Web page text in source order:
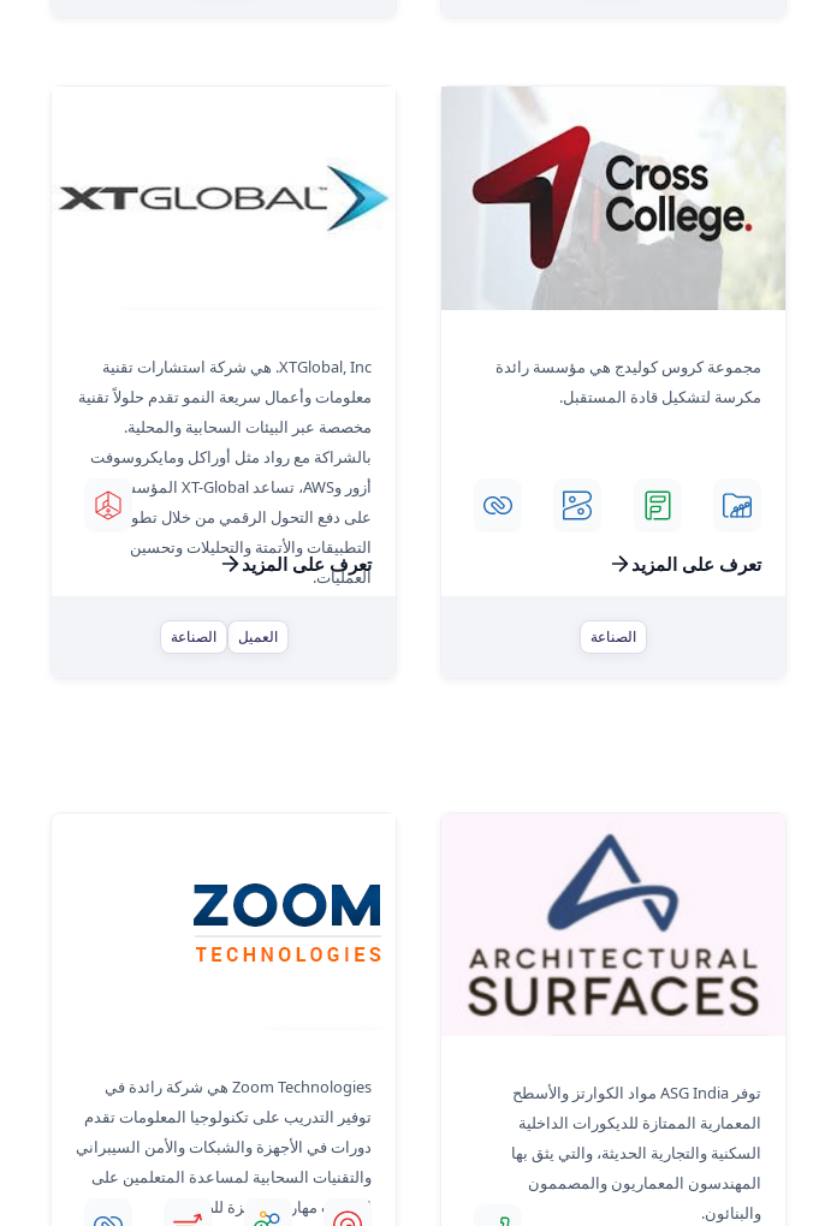
مجموعة كروس كوليدج هي مؤسسة رائدة
مكرسة لتشكيل قادة المستقبل.
تعرف على المزيد
الصناعة
XTGlobal, Inc. هي شركة استشارات تقنية
معلومات وأعمال سريعة النمو تقدم حلولاً تقنية
مخصصة عبر البيئات السحابية والمحلية.
بالشراكة مع رواد مثل أوراكل ومايكروسوفت
أزور وAWS، تساعد XT-Global المؤسسات
على دفع التحول الرقمي من خلال تطوير
التطبيقات والأتمتة والتحليلات وتحسين
العمليات.
تعرف على المزيد
العميل الصناعة
توفر ASG India مواد الكوارتز والأسطح
المعمارية الممتازة للديكورات الداخلية
السكنية والتجارية الحديثة، والتي يثق بها
المهندسون المعماريون والمصممون
والبنائون.
Zoom Technologies هي شركة رائدة في
توفير التدريب على تكنولوجيا المعلومات تقدم
دورات في الأجهزة والشبكات والأمن السيبراني
والتقنيات السحابية لمساعدة المتعلمين على
اكتساب مهارات جاهزة للصناعة.